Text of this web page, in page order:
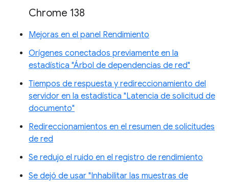
Chrome 138
Mejoras en el panel Rendimiento
Orígenes conectados previamente en la
estadística "Árbol de dependencias de red"
Tiempos de respuesta y redireccionamiento del
servidor en la estadística "Latencia de solicitud de
documento"
Redireccionamientos en el resumen de solicitudes
de red
Se redujo el ruido en el registro de rendimiento
Se dejó de usar "Inhabilitar las muestras de